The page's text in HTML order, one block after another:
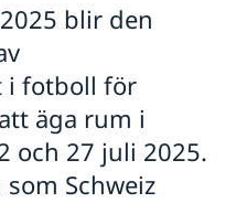
blir den
i fotboll för
äga rum i
och 27 juli 2025.
Schweiz